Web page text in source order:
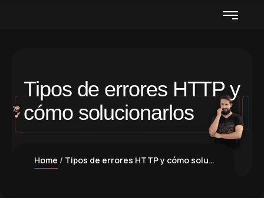
Tipos de errores HTTP y
cómo solucionarlos
Home Tipos de errores HTTP y cómo solucionarlos